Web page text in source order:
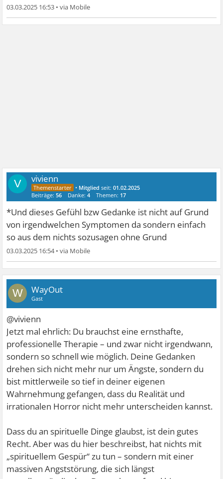
03.03.2025 16:53 •
V vivienn
• Mitglied seit:01.02.2025
Beiträge:56 Danke:4 Themen: 17
*Und dieses Gefühl bzw Gedanke ist nicht auf Grund
von irgendwelchen Symptomen da sondern einfach
so aus dem nichts sozusagen ohne Grund
03.03.2025 16:54•
W WayOut
Gast
@vivienn
Jetzt mal ehrlich: Du brauchst eine ernsthafte,
professionelle Therapie – und zwar nicht irgendwann,
sondern so schnell wie möglich. Deine Gedanken
drehen sich nicht mehr nur um Ängste, sondern du
bist mittlerweile so tief in deiner eigenen
Wahrnehmung gefangen, dass du Realität und
irrationalen Horror nicht mehr unterscheiden kannst.
Dass du an spirituelle Dinge glaubst, ist dein gutes
Recht. Aber was du hier beschreibst, hat nichts mit
„spirituellem Gespür“ zu tun – sondern mit einer
massiven Angststörung, die sich längst